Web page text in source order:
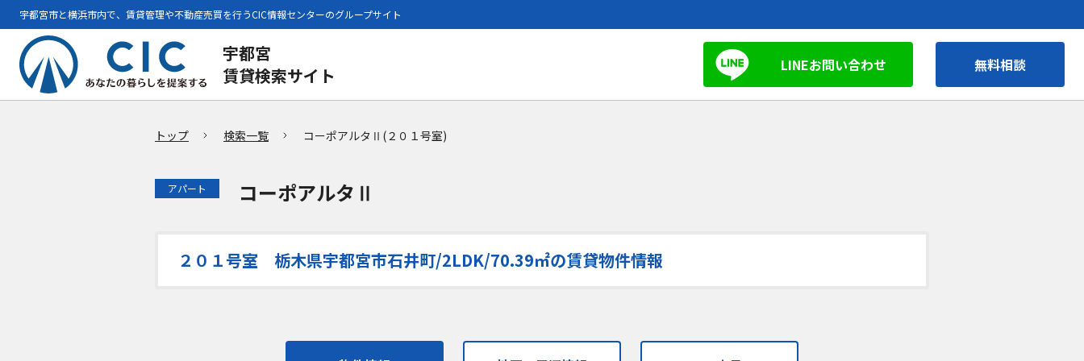
宇都宮市と横浜市内で、賃貸管理や不動産売買を行うCIC情報センターのグループサイト
宇都宮
賃貸検索サイト
LINEお問い合わせ 無料相談
トップ 検索一覧 コーポアルタⅡ(２０１号室)
アパート コーポアルタⅡ
２０１号室 栃木県宇都宮市石井町/2LDK/70.39㎡の賃貸物件情報